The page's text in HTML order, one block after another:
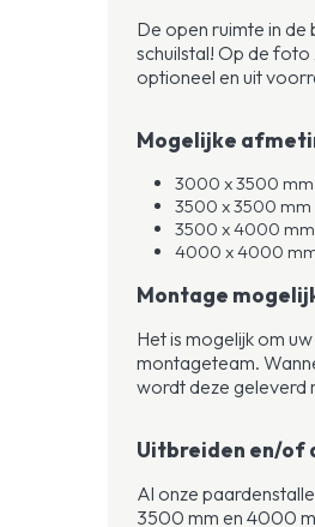
De open ruimte in
schuilstal! Op de foto
optioneel en uit
Mogelijke
3000 x 3500 mm
3500 x 3500 mm
3500 x 4000 mm
4000 x 4000
Montage
Het is mogelijk om
montageteam.
wordt deze geleverd
Uitbreiden en/of
Al onze
3500 mm en 4000